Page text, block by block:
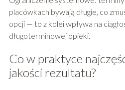
placówkach bywają długie, co
opcji — to z kolei wpływa na
długoterminowej opieki.
Co w praktyce
jakości rezultatu?